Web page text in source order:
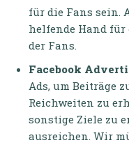
für die Fans sein.
helfende Hand
der Fans.
Facebook
Ads, um Beiträge
Reichweiten zu
sonstige Ziele zu
ausreichen. Wir